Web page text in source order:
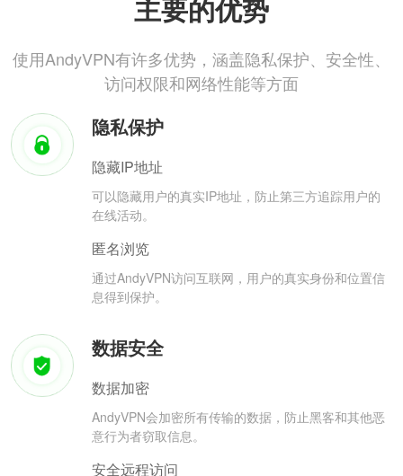
主要的优势
使用AndyVPN有许多优势，涵盖隐私保护、安全性、
访问权限和网络性能等方面
隐私保护
隐藏IP地址
可以隐藏用户的真实IP地址，防止第三方追踪用户的
在线活动。
匿名浏览
通过AndyVPN访问互联网，用户的真实身份和位置信
息得到保护。
数据安全
数据加密
AndyVPN会加密所有传输的数据，防止黑客和其他恶
意行为者窃取信息。
安全远程访问